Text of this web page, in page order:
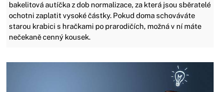
bakelitová autíčka z dob normalizace, za která jsou sběratelé
ochotni zaplatit vysoké částky. Pokud doma schováváte
starou krabici s hračkami po prarodičích, možná v ní máte
nečekaně cenný kousek.